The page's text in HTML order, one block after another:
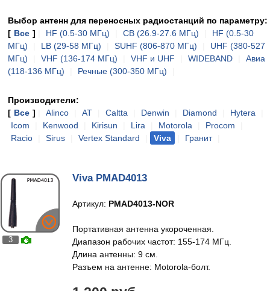
Выбор антенн для переносных радиостанций по параметру:
[ Все ] HF (0.5-30 МГц) CB (26.9-27.6 МГц)
HF (0.5-30
МГц)
LB (29-58 МГц) SUHF (806-870 МГц)
UHF (380-527
МГц)
VHF (136-174 МГц) VHF и UHF WIDEBAND
Авиа
(118-136 МГц)
Речные (300-350 МГц)
Производители:
[ Все ] Alinco AT Caltta Denwin Diamond Hytera
Icom
Kenwood Kirisun Lira Motorola Procom
Racio
Sirus Vertex Standard Viva Гранит
3
Viva PMAD4013
Артикул: PMAD4013-NOR
Портативная антенна укороченная.
Диапазон рабочих частот: 155-174 МГц.
Длина антенны: 9 см.
Разъем на антенне: Motorola-болт.